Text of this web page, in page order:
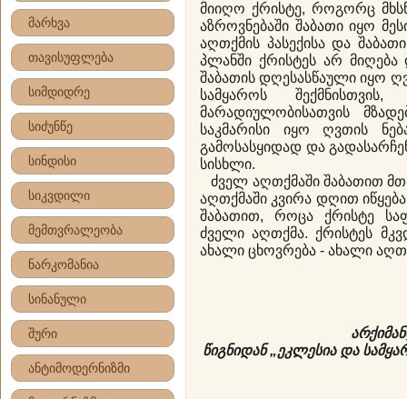
მარხვა
თავისუფლება
სიმდიდრე
სიძუნწე
სინდისი
სიკვდილი
მემთვრალეობა
ნარკომანია
სინანული
შური
ანტიმოდერნიზმი
მიიღო ქრისტე, როგორც
აზროვნებაში შაბათი იყო
აღთქმის პასექისა და
პლანში ქრისტეს არ
შაბათის დღესასწაული იყო
სამყაროს
მარადიულობისათვის
საკმარისი იყო ღვთის
გამოსასყიდად და
სისხლი.
ძველ აღთქმაში შაბათით
აღთქმაში კვირა დღით
შაბათით, როცა ქრისტე
ძველი აღთქმა. ქრისტეს
ახალი ცხოვრება - ახალი
წიგნიდან „ეკლესია და